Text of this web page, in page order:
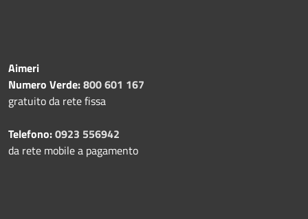
Aimeri
Numero Verde:800 601 167
gratuito da rete fissa
Telefono:0923 556942
da rete mobile a pagamento